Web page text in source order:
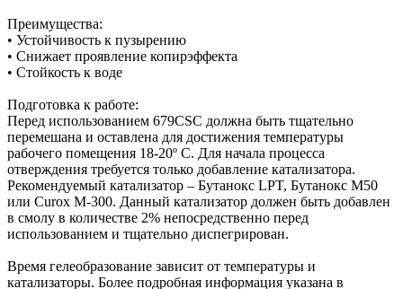
Преимущества:
• Устойчивость к пузырению
• Снижает проявление копирэффекта
• Стойкость к воде
Подготовка к работе:
Перед использованием 679CSC должна быть тщательно
перемешана и оставлена для достижения температуры
рабочего помещения 18-20º С. Для начала процесса
отверждения требуется только добавление катализатора.
Рекомендуемый катализатор – Бутанокс LPT, Бутанокс М50
или Curox M-300. Данный катализатор должен быть добавлен
в смолу в количестве 2% непосредственно перед
использованием и тщательно диспегрирован.
Время гелеобразование зависит от температуры и
катализаторы. Более подробная информация указана в